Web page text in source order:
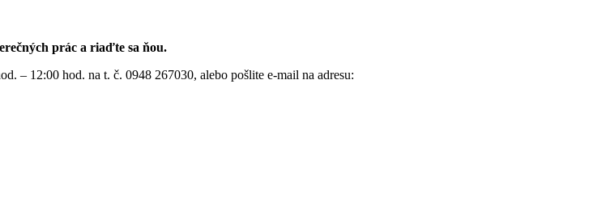
prác a riaďte sa ňou.
– 12:00 hod. na t. č. 0948 267030, alebo pošlite e-mail na adresu: